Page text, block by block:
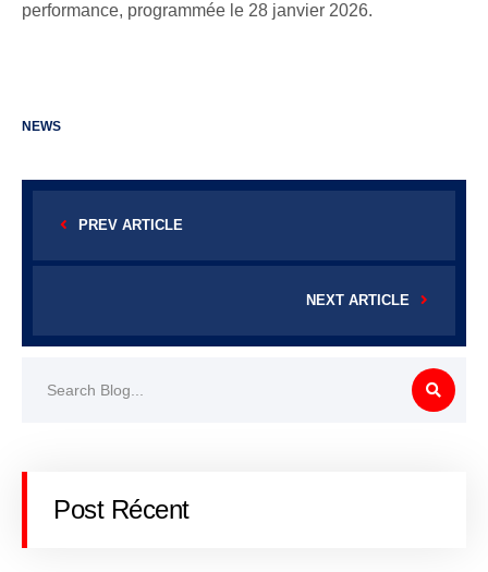
performance, programmée le 28 janvier 2026.
NEWS
PREV ARTICLE
NEXT ARTICLE
Post Récent